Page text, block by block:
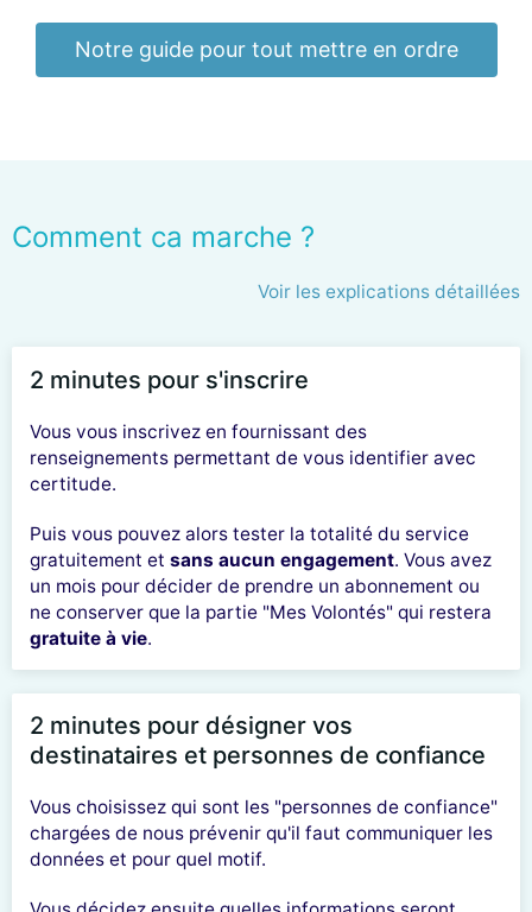
Notre guide pour tout mettre en ordre
Comment ca marche ?
Voir les explications détaillées
2 minutes pour s'inscrire
Vous vous inscrivez en fournissant des
renseignements permettant de vous identifier avec
certitude.
Puis vous pouvez alors tester la totalité du service
gratuitement etsans aucun engagement. Vous avez
un mois pour décider de prendre un abonnement ou
ne conserver que la partie "Mes Volontés" qui restera
gratuite à vie.
2 minutes pour désigner vos
destinataires et personnes de confiance
Vous choisissez qui sont les "personnes de confiance"
chargées de nous prévenir qu'il faut communiquer les
données et pour quel motif.